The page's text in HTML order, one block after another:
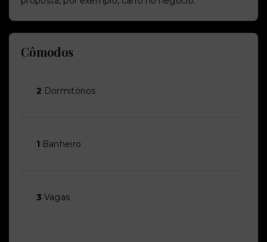
Cômodos
2 Dormitórios
1 Banheiro
3 Vagas